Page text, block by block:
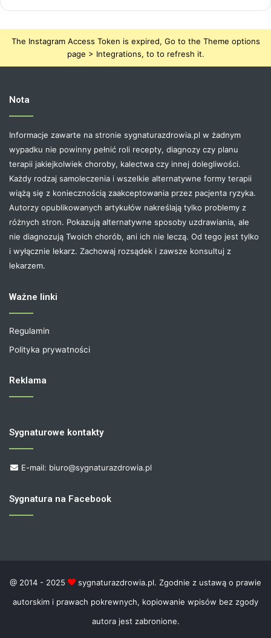
The Instagram Access Token is expired, Go to the Theme options
page > Integrations, to to refresh it.
Nota
Informacje zawarte na stronie sygnaturazdrowia.pl w żadnym
wypadku nie powinny pełnić roli recepty, diagnozy czy planu
terapii jakiejkolwiek choroby, kalectwa czy innej dolegliwości.
Każdy rodzaj samoleczenia i wszelkie alternatywne formy terapii
wiążą się z koniecznością zaakceptowania przez pacjenta ryzyka.
Autorzy opublikowanych artykułów nakreślają tylko problemy z
różnych stron. Pokazują alternatywne sposoby uzdrawiania, ale
nie diagnozują Twoich chorób, ani ich nie leczą. Od tego jest tylko
i wyłącznie lekarz. Zachowaj rozsądek i zawsze konsultuj z
lekarzem.
Ważne linki
Regulamin
Polityka prywatności
Reklama
Sygnaturowe kontakty
E-mail: biuro@sygnaturazdrowia.pl
Sygnatura na Facebook
@ 2014 - 2025
sygnaturazdrowia.pl. Zgodnie z ustawą o prawie
autorskim i prawach pokrewnych, kopiowanie wpisów bez zgody
autora jest zabronione.